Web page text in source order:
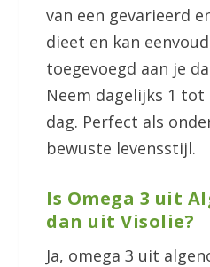
van een gevarieerd
dieet en kan
toegevoegd aan je
Neem dagelijks 1 tot
dag. Perfect als
bewuste levensstijl.
Is Omega 3 uit
dan uit Visolie?
Ja, omega 3 uit